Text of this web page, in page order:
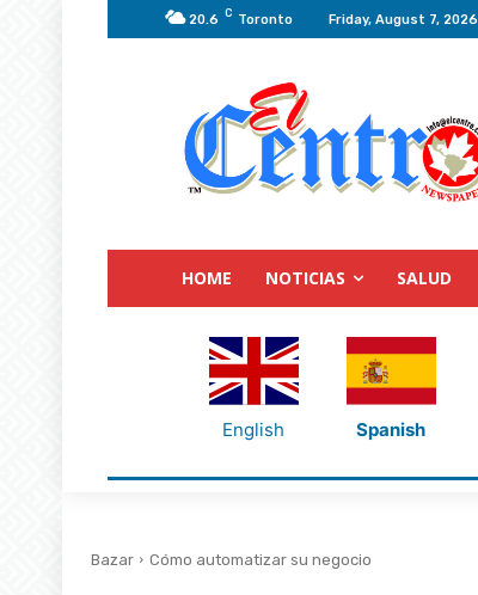
20.6 C Toronto Friday, August 7, 2026
HOME NOTICIAS SALUD
English Spanish
Bazar Cómo automatizar su negocio